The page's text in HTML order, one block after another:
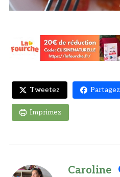
Tweetez Partagez
Imprimez
Caroline